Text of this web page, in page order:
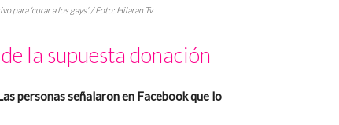
‘curar a los gays’. / Foto: Hilaran Tv
la supuesta donación
personas señalaron en Facebook que lo